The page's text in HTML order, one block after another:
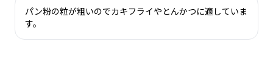
パン粉の粒が粗いのでカキフライやとんかつに適していま
す。